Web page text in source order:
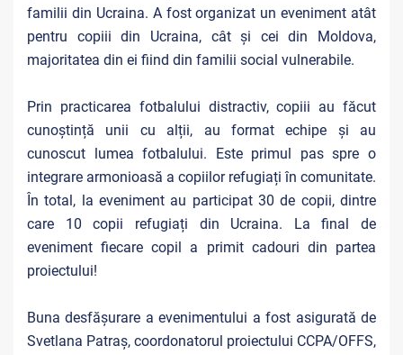
familii din Ucraina. A fost organizat un eveniment atât
pentru copiii din Ucraina, cât și cei din Moldova,
majoritatea din ei fiind din familii social vulnerabile.
Prin practicarea fotbalului distractiv, copiii au făcut
cunoștință unii cu alții, au format echipe și au
cunoscut lumea fotbalului. Este primul pas spre o
integrare armonioasă a copiilor refugiați în comunitate.
În total, la eveniment au participat 30 de copii, dintre
care 10 copii refugiați din Ucraina. La final de
eveniment fiecare copil a primit cadouri din partea
proiectului!
Buna desfășurare a evenimentului a fost asigurată de
Svetlana Patraș, coordonatorul proiectului CCPA/OFFS,